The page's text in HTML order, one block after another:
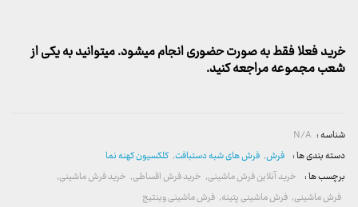
خرید فعلا فقط به صورت حضوری انجام میشود. میتوانید به یکی از
شعب مجموعه مراجعه کنید.
شناسه : N/A
دسته بندی ها : فرش, فرش های شبه دستبافت, کلکسیون کهنه نما
برچسب ها : خرید آنلاین فرش ماشینی, خرید فرش اقساطی, خرید فرش ماشینی,
فرش ماشینی, فرش ماشینی پتینه, فرش ماشینی وینتیج